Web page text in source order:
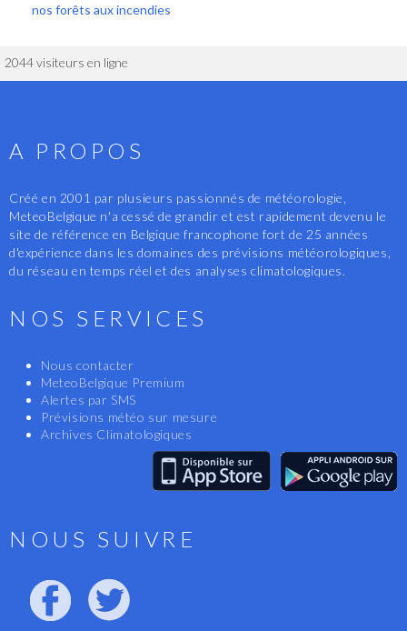
nos forêts aux incendies
2044 visiteurs en ligne
A PROPOS
Créé en 2001 par plusieurs passionnés de météorologie,
MeteoBelgique n'a cessé de grandir et est rapidement devenu le
site de référence en Belgique francophone fort de 25 années
d'expérience dans les domaines des prévisions météorologiques,
du réseau en temps réel et des analyses climatologiques.
NOS SERVICES
Nous contacter
MeteoBelgique Premium
Alertes par SMS
Prévisions météo sur mesure
Archives Climatologiques
NOUS SUIVRE